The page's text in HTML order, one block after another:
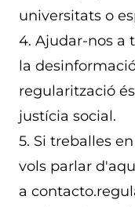
universitats o
4. Ajudar-nos a
la
regularització
justícia social.
5. Si treballes
vols parlar
a